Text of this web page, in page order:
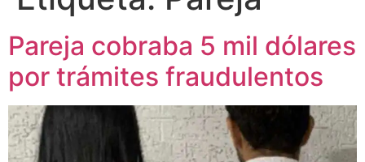
Pareja cobraba 5 mil dólares
por trámites fraudulentos